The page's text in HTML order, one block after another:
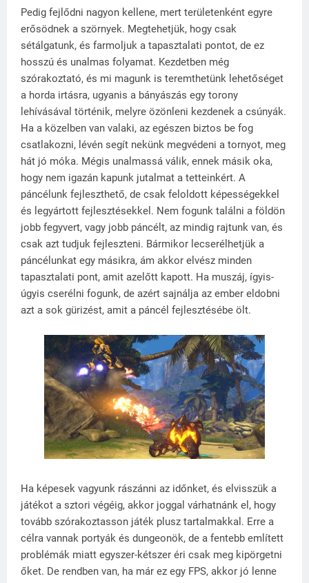
Pedig fejlődni nagyon kellene, mert területenként egyre
erősödnek a szörnyek. Megtehetjük, hogy csak
sétálgatunk, és farmoljuk a tapasztalati pontot, de ez
hosszú és unalmas folyamat. Kezdetben még
szórakoztató, és mi magunk is teremthetünk lehetőséget
a horda irtásra, ugyanis a bányászás egy torony
lehívásával történik, melyre özönleni kezdenek a csúnyák.
Ha a közelben van valaki, az egészen biztos be fog
csatlakozni, lévén segít nekünk megvédeni a tornyot, meg
hát jó móka. Mégis unalmassá válik, ennek másik oka,
hogy nem igazán kapunk jutalmat a tetteinkért. A
páncélunk fejleszthető, de csak feloldott képességekkel
és legyártott fejlesztésekkel. Nem fogunk találni a földön
jobb fegyvert, vagy jobb páncélt, az mindig rajtunk van, és
csak azt tudjuk fejleszteni. Bármikor lecserélhetjük a
páncélunkat egy másikra, ám akkor elvész minden
tapasztalati pont, amit azelőtt kapott. Ha muszáj, ígyis-
úgyis cserélni fogunk, de azért sajnálja az ember eldobni
azt a sok gürizést, amit a páncél fejlesztésébe ölt.
Ha képesek vagyunk rászánni az időnket, és elvisszük a
játékot a sztori végéig, akkor joggal várhatnánk el, hogy
tovább szórakoztasson játék plusz tartalmakkal. Erre a
célra vannak portyák és dungeonök, de a fentebb említett
problémák miatt egyszer-kétszer éri csak meg kipörgetni
őket. De rendben van, ha már ez egy FPS, akkor jó lenne